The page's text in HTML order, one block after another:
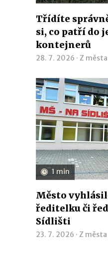
Třídíte
si, co patří do
kontejnerů
28. 7. 2026 · Z města
1 min
Město
ředitelku či
Sídlišti
23. 7. 2026 · Z města